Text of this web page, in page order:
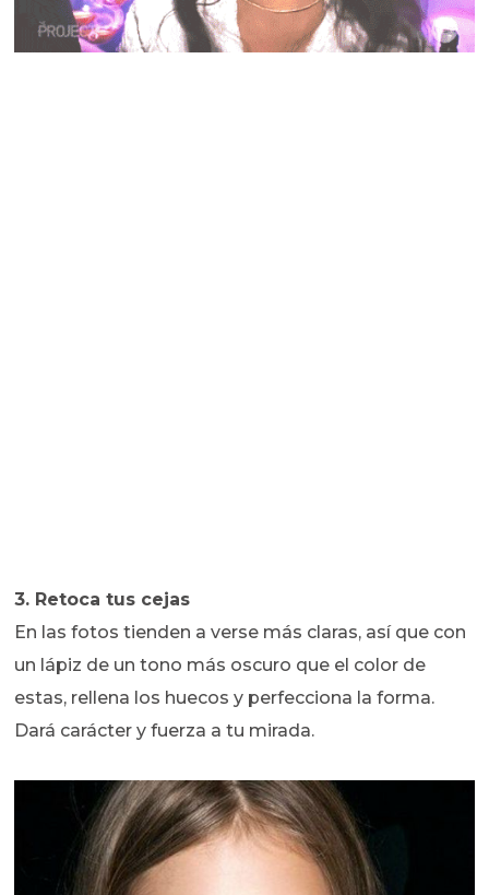
3. Retoca tus cejas
En las fotos tienden a verse más claras, así que con
un lápiz de un tono más oscuro que el color de
estas, rellena los huecos y perfecciona la forma.
Dará carácter y fuerza a tu mirada.